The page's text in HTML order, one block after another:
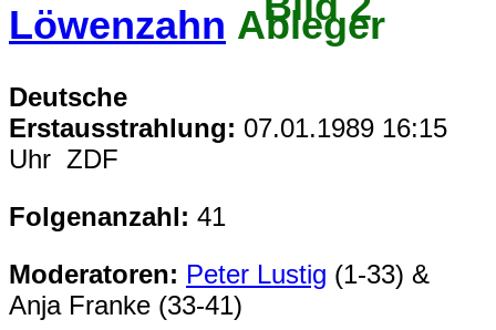
Löwenzahn Ableger
Deutsche
Erstausstrahlung: 07.01.1989 16:15
Uhr ZDF
Folgenanzahl: 41
Moderatoren: Peter Lustig (1-33) &
Anja Franke (33-41)